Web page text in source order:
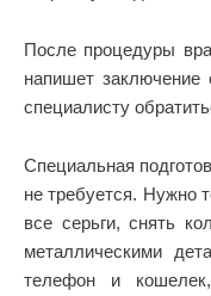
После процедуры
напишет
специалисту
Специальная
не требуется. Нужно
все серьги, снять
металлическими
телефон и